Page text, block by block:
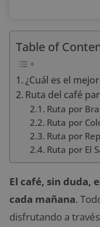
Table of
¿Cuál es el
Ruta del café
Ruta por
Ruta por
Ruta por
Ruta por El
El café, sin duda,
cada mañana.
disfrutando a